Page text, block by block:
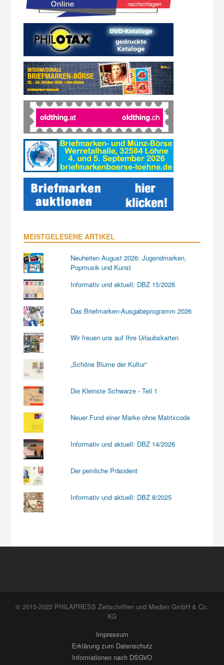
MEISTGELESENE ARTIKEL
Neuheiten August 2026: Jugendmarken,
Popmusik und Kunst
Informativ und aktuell: DBZ 15/2026
Das Briefmarken-Ausgabeprogramm 2026
Wir freuen uns auf Ihre Urlaubskarten
„Schöne Blume der Kultur“
Die Kleinste Schwarze - Teil 1
Neuer Fund einer Marke ohne Matrixcode
Informativ und aktuell: DBZ 14/2026
Der peinliche Präsident
Informativ und aktuell: DBZ 8/2025
© 2015-2022 PHILAPRESS Zeitschriften und Medien GmbH & Co.
KG
Impressum
Erklärung zum Datenschutz
Informationen nach DSGVO